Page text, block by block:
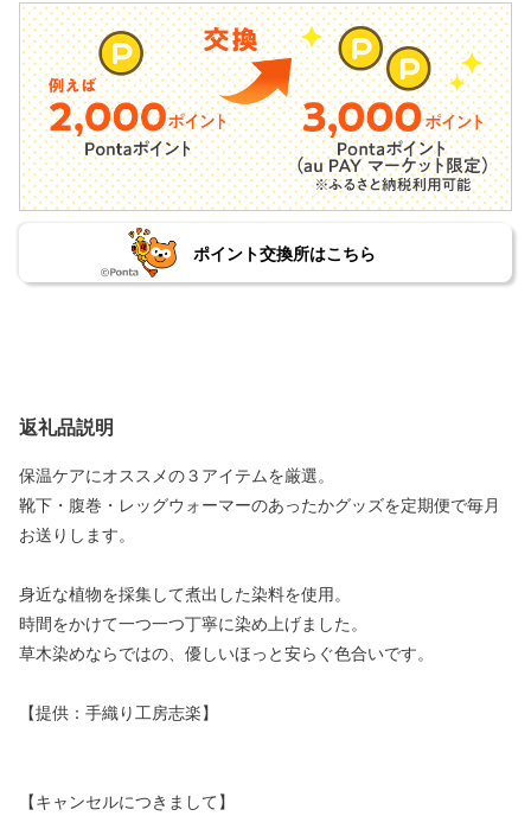
ポイント交換所はこちら
返礼品説明
保温ケアにオススメの３アイテムを厳選。
靴下・腹巻・レッグウォーマーのあったかグッズを定期便で毎月
お送りします。
身近な植物を採集して煮出した染料を使用。
時間をかけて一つ一つ丁寧に染め上げました。
草木染めならではの、優しいほっと安らぐ色合いです。
【提供：手織り工房志楽】
【キャンセルにつきまして】